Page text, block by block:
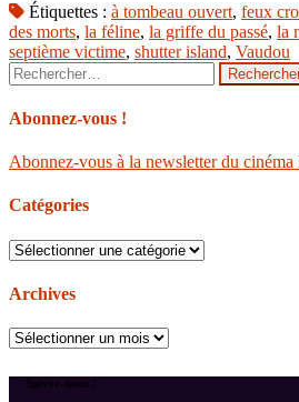
Étiquettes : à tombeau ouvert, feux
des morts, la féline, la griffe du passé, la
septième victime, shutter island, Vaudou
Rechercher :
Abonnez-vous !
Abonnez-vous à la newsletter du
Catégories
Catégories
Archives
Archives
Suivez-nous !